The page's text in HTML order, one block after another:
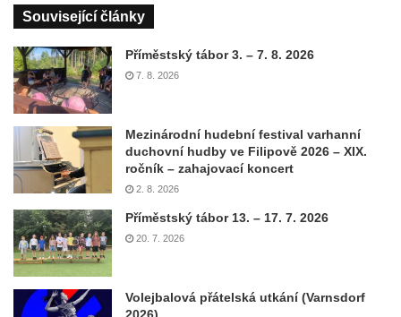
Související články
Příměstský tábor 3. – 7. 8. 2026
7. 8. 2026
Mezinárodní hudební festival varhanní
duchovní hudby ve Filipově 2026 – XIX.
ročník – zahajovací koncert
2. 8. 2026
Příměstský tábor 13. – 17. 7. 2026
20. 7. 2026
Volejbalová přátelská utkání (Varnsdorf
2026)